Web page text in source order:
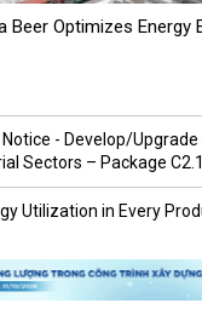
Beer Optimizes Energy
- Develop/
Sectors – Package
Utilization in Every